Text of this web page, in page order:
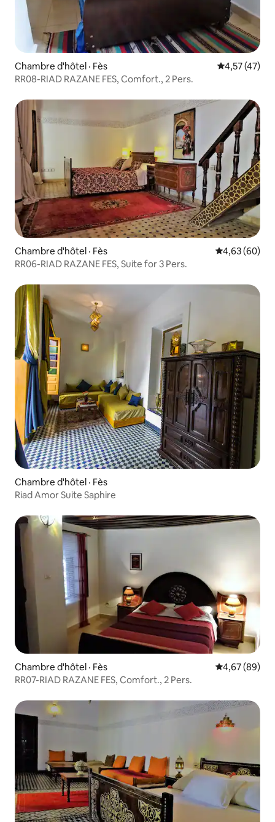
Chambre d'hôtel · Fès Note
4,57 (47)
RR08-RIAD RAZANE FES, Comfort., 2 Pers.
Chambre d'hôtel · Fès Note
4,63 (60)
RR06-RIAD RAZANE FES, Suite for 3 Pers.
Chambre d'hôtel · Fès
Riad Amor Suite Saphire
Chambre d'hôtel · Fès Note
4,67 (89)
RR07-RIAD RAZANE FES, Comfort., 2 Pers.